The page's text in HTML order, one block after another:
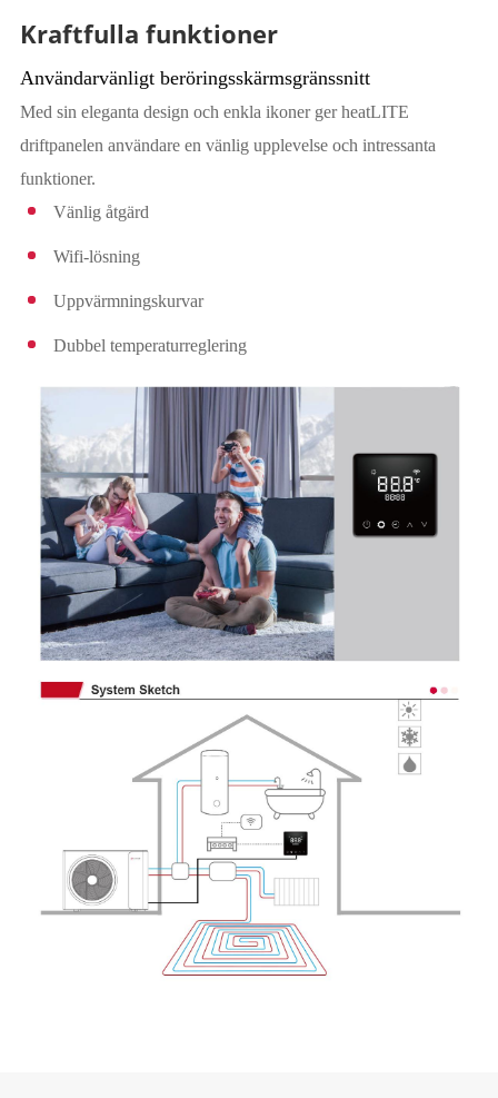
Kraftfulla funktioner
Användarvänligt beröringsskärmsgränssnitt
Med sin eleganta design och enkla ikoner ger heatLITE
driftpanelen användare en vänlig upplevelse och intressanta
funktioner.
Vänlig åtgärd
Wifi-lösning
Uppvärmningskurvar
Dubbel temperaturreglering